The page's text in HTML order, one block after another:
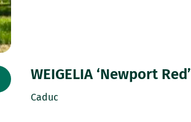
WEIGELIA ‘Newport Red’
Caduc